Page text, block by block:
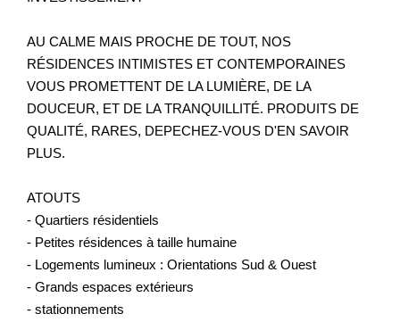
AU CALME MAIS PROCHE DE TOUT, NOS
RÉSIDENCES INTIMISTES ET CONTEMPORAINES
VOUS PROMETTENT DE LA LUMIÈRE, DE LA
DOUCEUR, ET DE LA TRANQUILLITÉ. PRODUITS DE
QUALITÉ, RARES, DEPECHEZ-VOUS D'EN SAVOIR
PLUS.
ATOUTS
- Quartiers résidentiels
- Petites résidences à taille humaine
- Logements lumineux : Orientations Sud & Ouest
- Grands espaces extérieurs
- stationnements